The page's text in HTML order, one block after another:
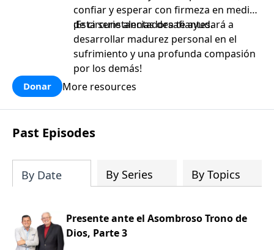
confiar y esperar con firmeza en medio
de circunstancias desafiantes.
¡Esta serie alentadora te ayudará a
desarrollar madurez personal en el
sufrimiento y una profunda compasión
por los demás!
Donar More resources
Past Episodes
By Date By Series By Topics
Presente ante el Asombroso Trono de
Dios, Parte 3